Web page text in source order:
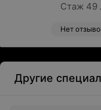
Стаж 49
Нет
Другие